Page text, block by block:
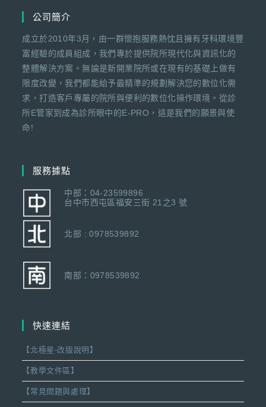
公司簡介
成立於2010年3月，由一群懷抱服務熱忱且擁有牙科環境豐
富經驗的成員組成，我們專於提供院所現代化與資訊化的
整體解決方案。無論是新開業院所或在現有的基礎上做有
限度改變，我們都能給予最精準的規劃解決您的數位化需
求，打造客戶專屬的院所與便利的數位化操作環境。從診
所E管家到成為診所眼中的E-PRO，這是我們的願景與使
命!
服務據點
中部：04-23599896
台中市西屯區福安三街 21之3 號
北部 : 0978539892
南部：0978539892
快速連結
【北極星-改版說明】
【教學文件區】
【常見問題與處理】